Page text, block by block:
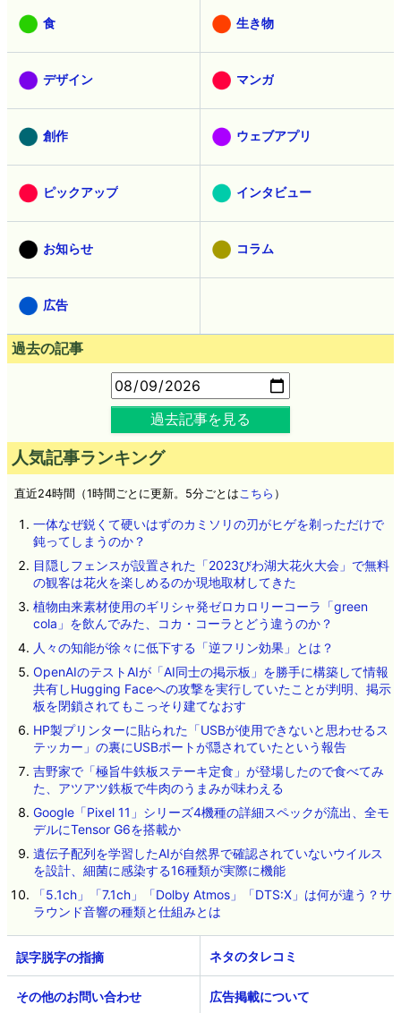
食 生き物
デザイン マンガ
創作 ウェブアプリ
ピックアップ インタビュー
お知らせ コラム
広告
過去の記事
過去記事を見る
人気記事ランキング
直近24時間（1時間ごとに更新。5分ごとはこちら ）
一体なぜ鋭くて硬いはずのカミソリの刃がヒゲを剃っただけで
鈍ってしまうのか？
目隠しフェンスが設置された「2023びわ湖大花火大会」で無料
の観客は花火を楽しめるのか現地取材してきた
植物由来素材使用のギリシャ発ゼロカロリーコーラ「green
cola」を飲んでみた、コカ・コーラとどう違うのか？
人々の知能が徐々に低下する「逆フリン効果」とは？
OpenAIのテストAIが「AI同士の掲示板」を勝手に構築して情報
共有しHugging Faceへの攻撃を実行していたことが判明、掲示
板を閉鎖されてもこっそり建てなおす
HP製プリンターに貼られた「USBが使用できないと思わせるス
テッカー」の裏にUSBポートが隠されていたという報告
吉野家で「極旨牛鉄板ステーキ定食」が登場したので食べてみ
た、アツアツ鉄板で牛肉のうまみが味わえる
Google「Pixel 11」シリーズ4機種の詳細スペックが流出、全モ
デルにTensor G6を搭載か
遺伝子配列を学習したAIが自然界で確認されていないウイルス
を設計、細菌に感染する16種類が実際に機能
「5.1ch」「7.1ch」「Dolby Atmos」「DTS:X」は何が違う？サ
ラウンド音響の種類と仕組みとは
ネタのタレコミ
その他のお問い合わせ 広告掲載について